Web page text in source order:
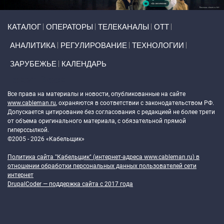
КАТАЛОГ ОПЕРАТОРЫ ТЕЛЕКАНАЛЫ ОТТ
АНАЛИТИКА РЕГУЛИРОВАНИЕ ТЕХНОЛОГИИ
ЗАРУБЕЖЬЕ КАЛЕНДАРЬ
Все права на материалы и новости, опубликованные на сайте
www.cableman.ru, охраняются в соответствии с законодательством РФ.
Допускается цитирование без согласования с редакцией не более трети
от объема оригинального материала, с обязательной прямой
гиперссылкой.
©2005 - 2026 «Кабельщик»
Политика сайта "Кабельщик" (интернет-адреса www.cableman.ru) в
отношении обработки персональных данных пользователей сети
интернет
DrupalCoder — поддержка сайта c 2017 года